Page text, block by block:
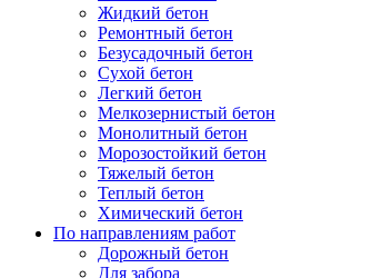
Жидкий бетон
Ремонтный бетон
Безусадочный бетон
Сухой бетон
Легкий бетон
Мелкозернистый бетон
Монолитный бетон
Морозостойкий бетон
Тяжелый бетон
Теплый бетон
Химический бетон
По направлениям работ
Дорожный бетон
Для забора